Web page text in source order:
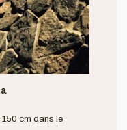
cm dans le